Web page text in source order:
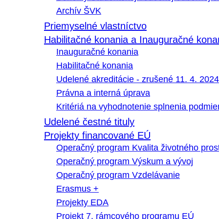
Archív ŠVK
Priemyselné vlastníctvo
Habilitačné konania a Inauguračné
Inauguračné konania
Habilitačné konania
Udelené akreditácie - zrušené 11. 4. 2024
Právna a interná úprava
Kritériá na vyhodnotenie splnenia
Udelené čestné tituly
Projekty financované EÚ
Operačný program Kvalita životného
Operačný program Výskum a vývoj
Operačný program Vzdelávanie
Erasmus +
Projekty EDA
Projekt 7. rámcového programu EÚ